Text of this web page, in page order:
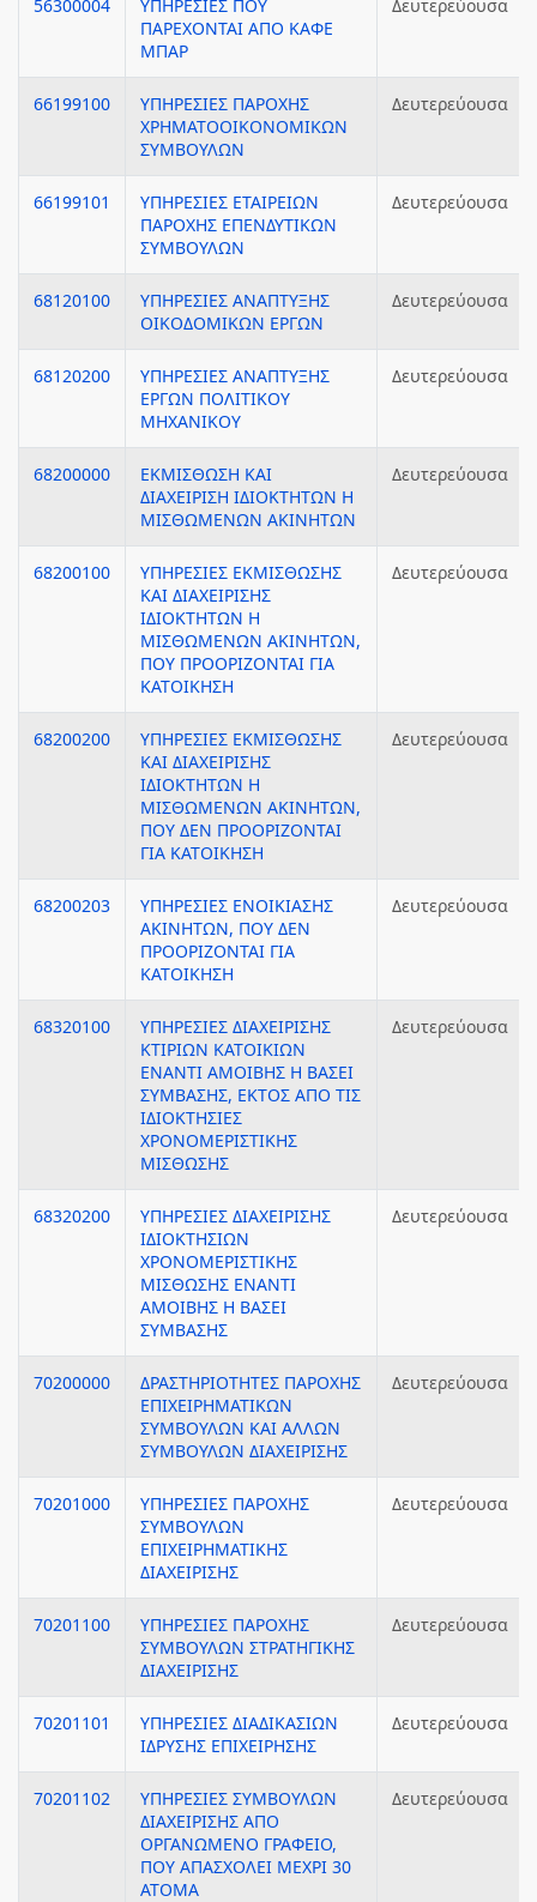
56300004
ΥΠΗΡΕΣΙΕΣ ΠΟΥ
ΠΑΡΕΧΟΝΤΑΙ ΑΠΟ ΚΑΦΕ
ΜΠΑΡ
Δευτερεύουσα
66199100
ΥΠΗΡΕΣΙΕΣ ΠΑΡΟΧΗΣ
ΧΡΗΜΑΤΟΟΙΚΟΝΟΜΙΚΩΝ
ΣΥΜΒΟΥΛΩΝ
Δευτερεύουσα
66199101
ΥΠΗΡΕΣΙΕΣ ΕΤΑΙΡΕΙΩΝ
ΠΑΡΟΧΗΣ ΕΠΕΝΔΥΤΙΚΩΝ
ΣΥΜΒΟΥΛΩΝ
Δευτερεύουσα
68120100
ΥΠΗΡΕΣΙΕΣ ΑΝΑΠΤΥΞΗΣ
ΟΙΚΟΔΟΜΙΚΩΝ ΕΡΓΩΝ
Δευτερεύουσα
68120200
ΥΠΗΡΕΣΙΕΣ ΑΝΑΠΤΥΞΗΣ
ΕΡΓΩΝ ΠΟΛΙΤΙΚΟΥ
ΜΗΧΑΝΙΚΟΥ
Δευτερεύουσα
68200000
ΕΚΜΙΣΘΩΣΗ ΚΑΙ
ΔΙΑΧΕΙΡΙΣΗ ΙΔΙΟΚΤΗΤΩΝ Η
ΜΙΣΘΩΜΕΝΩΝ ΑΚΙΝΗΤΩΝ
Δευτερεύουσα
68200100
ΥΠΗΡΕΣΙΕΣ ΕΚΜΙΣΘΩΣΗΣ
ΚΑΙ ΔΙΑΧΕΙΡΙΣΗΣ
ΙΔΙΟΚΤΗΤΩΝ Η
ΜΙΣΘΩΜΕΝΩΝ ΑΚΙΝΗΤΩΝ,
ΠΟΥ ΠΡΟΟΡΙΖΟΝΤΑΙ ΓΙΑ
ΚΑΤΟΙΚΗΣΗ
Δευτερεύουσα
68200200
ΥΠΗΡΕΣΙΕΣ ΕΚΜΙΣΘΩΣΗΣ
ΚΑΙ ΔΙΑΧΕΙΡΙΣΗΣ
ΙΔΙΟΚΤΗΤΩΝ Η
ΜΙΣΘΩΜΕΝΩΝ ΑΚΙΝΗΤΩΝ,
ΠΟΥ ΔΕΝ ΠΡΟΟΡΙΖΟΝΤΑΙ
ΓΙΑ ΚΑΤΟΙΚΗΣΗ
Δευτερεύουσα
68200203
ΥΠΗΡΕΣΙΕΣ ΕΝΟΙΚΙΑΣΗΣ
ΑΚΙΝΗΤΩΝ, ΠΟΥ ΔΕΝ
ΠΡΟΟΡΙΖΟΝΤΑΙ ΓΙΑ
ΚΑΤΟΙΚΗΣΗ
Δευτερεύουσα
68320100
ΥΠΗΡΕΣΙΕΣ ΔΙΑΧΕΙΡΙΣΗΣ
ΚΤΙΡΙΩΝ ΚΑΤΟΙΚΙΩΝ
ΕΝΑΝΤΙ ΑΜΟΙΒΗΣ Η ΒΑΣΕΙ
ΣΥΜΒΑΣΗΣ, ΕΚΤΟΣ ΑΠΟ ΤΙΣ
ΙΔΙΟΚΤΗΣΙΕΣ
ΧΡΟΝΟΜΕΡΙΣΤΙΚΗΣ
ΜΙΣΘΩΣΗΣ
Δευτερεύουσα
68320200
ΥΠΗΡΕΣΙΕΣ ΔΙΑΧΕΙΡΙΣΗΣ
ΙΔΙΟΚΤΗΣΙΩΝ
ΧΡΟΝΟΜΕΡΙΣΤΙΚΗΣ
ΜΙΣΘΩΣΗΣ ΕΝΑΝΤΙ
ΑΜΟΙΒΗΣ Η ΒΑΣΕΙ
ΣΥΜΒΑΣΗΣ
Δευτερεύουσα
70200000
ΔΡΑΣΤΗΡΙΟΤΗΤΕΣ ΠΑΡΟΧΗΣ
ΕΠΙΧΕΙΡΗΜΑΤΙΚΩΝ
ΣΥΜΒΟΥΛΩΝ ΚΑΙ ΑΛΛΩΝ
ΣΥΜΒΟΥΛΩΝ ΔΙΑΧΕΙΡΙΣΗΣ
Δευτερεύουσα
70201000
ΥΠΗΡΕΣΙΕΣ ΠΑΡΟΧΗΣ
ΣΥΜΒΟΥΛΩΝ
ΕΠΙΧΕΙΡΗΜΑΤΙΚΗΣ
ΔΙΑΧΕΙΡΙΣΗΣ
Δευτερεύουσα
70201100
ΥΠΗΡΕΣΙΕΣ ΠΑΡΟΧΗΣ
ΣΥΜΒΟΥΛΩΝ ΣΤΡΑΤΗΓΙΚΗΣ
ΔΙΑΧΕΙΡΙΣΗΣ
Δευτερεύουσα
70201101
ΥΠΗΡΕΣΙΕΣ ΔΙΑΔΙΚΑΣΙΩΝ
ΙΔΡΥΣΗΣ ΕΠΙΧΕΙΡΗΣΗΣ
Δευτερεύουσα
70201102
ΥΠΗΡΕΣΙΕΣ ΣΥΜΒΟΥΛΩΝ
ΔΙΑΧΕΙΡΙΣΗΣ ΑΠΟ
ΟΡΓΑΝΩΜΕΝΟ ΓΡΑΦΕΙΟ,
ΠΟΥ ΑΠΑΣΧΟΛΕΙ ΜΕΧΡΙ 30
ΑΤΟΜΑ
Δευτερεύουσα